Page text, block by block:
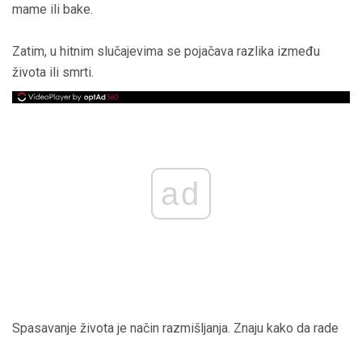
mame ili bake.
Zatim, u hitnim slučajevima se pojačava razlika između
života ili smrti.
ad
Spasavanje života je način razmišljanja. Znaju kako da rade